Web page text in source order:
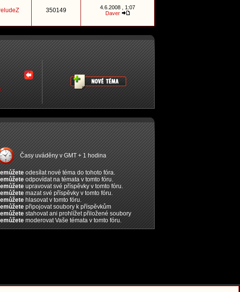
350149
4.6.2008 , 1:07
Daver
Časy uváděny v GMT + 1 hodina
odesílat nové téma do tohoto fóra.
odpovídat na témata v tomto fóru.
upravovat své příspěvky v tomto fóru.
mazat své příspěvky v tomto fóru.
hlasovat v tomto fóru.
připojovat soubory k příspěvkům
stahovat ani prohlížet přiložené soubory
moderovat Vaše témata v tomto fóru.